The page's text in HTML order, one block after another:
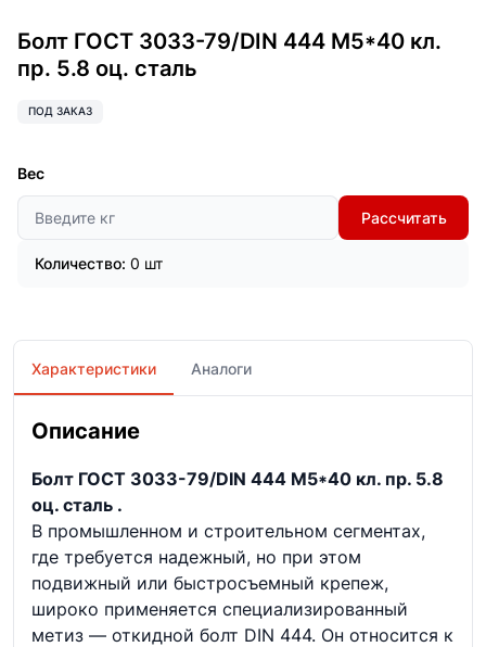
Болт ГОСТ 3033-79/DIN 444 М5*40 кл.
пр. 5.8 оц. сталь
ПОД ЗАКАЗ
Вес
Рассчитать
Количество: 0 шт
Характеристики Аналоги
Описание
Болт ГОСТ 3033-79/DIN 444 М5*40 кл. пр. 5.8
оц. сталь .
В промышленном и строительном сегментах,
где требуется надежный, но при этом
подвижный или быстросъемный крепеж,
широко применяется специализированный
метиз — откидной болт DIN 444. Он относится к